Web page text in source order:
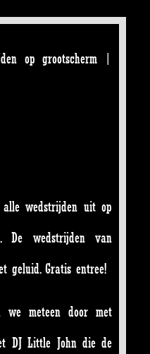
op grootscherm |
wedstrijden uit op
De wedstrijden van
geluid. Gratis entree!
we meteen door met
DJ Little John die de